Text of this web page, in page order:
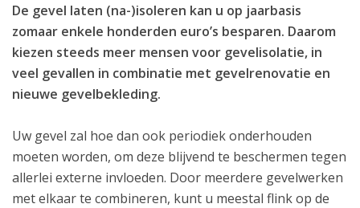
De gevel laten (na-)isoleren kan u op jaarbasis
zomaar enkele honderden euro’s besparen. Daarom
kiezen steeds meer mensen voor gevelisolatie, in
veel gevallen in combinatie met gevelrenovatie en
nieuwe gevelbekleding.
Uw gevel zal hoe dan ook periodiek onderhouden
moeten worden, om deze blijvend te beschermen tegen
allerlei externe invloeden. Door meerdere gevelwerken
met elkaar te combineren, kunt u meestal flink op de